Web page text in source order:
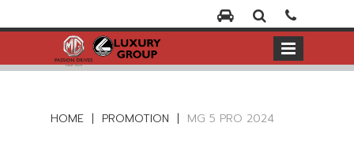
HOME | PROMOTION | MG 5 PRO 2024